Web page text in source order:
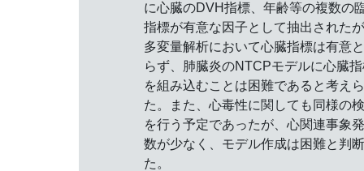
に心臓のDVH指標、年齢等の複数の
指標が有意な因子として抽出された
多変量解析において心臓指標は有意
らず、肺臓炎のNTCPモデルに心臓
を組み込むことは困難であると考え
た。また、心毒性に関しても同様の
を行う予定であったが、心関連事象
数が少なく、モデル作成は困難と判
た。